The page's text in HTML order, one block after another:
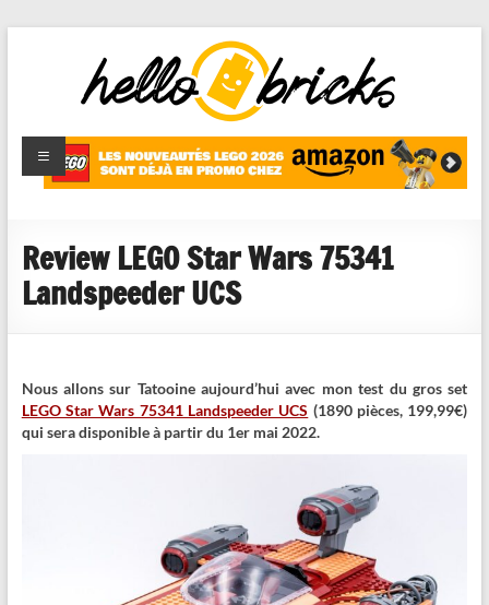
HelloBricks
Blog LEGO,
nouveaut�s
reviews
Review LEGO Star Wars 75341
Landspeeder UCS
Nous allons sur Tatooine aujourd’hui avec mon test du gros set
LEGO Star Wars 75341 Landspeeder UCS (1890 pièces, 199,99€)
qui sera disponible à partir du 1er mai 2022.